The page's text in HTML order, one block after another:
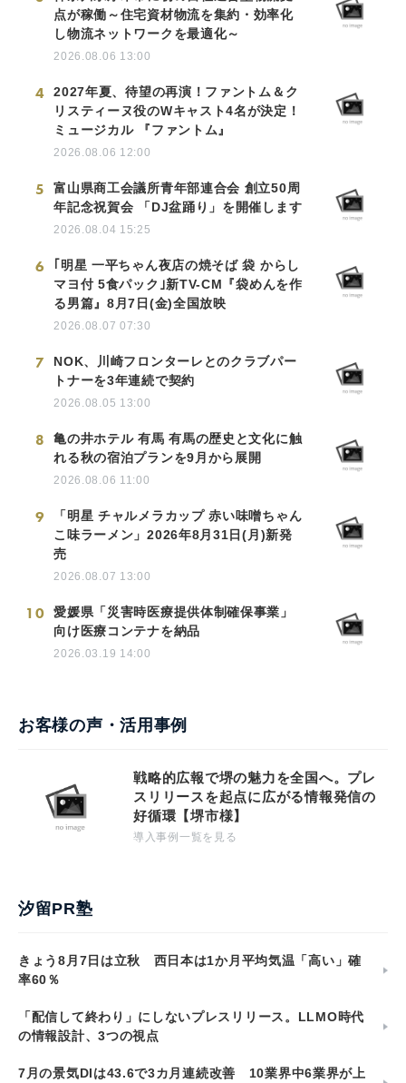
点が稼働～住宅資材物流を集約・効率化
し物流ネットワークを最適化～
2026.08.06 13:00
4
2027年夏、待望の再演！ファントム＆ク
リスティーヌ役のWキャスト4名が決定！
ミュージカル 『ファントム』
2026.08.06 12:00
5
富山県商工会議所青年部連合会 創立50周
年記念祝賀会 「DJ盆踊り」を開催します
2026.08.04 15:25
6
｢明星 一平ちゃん夜店の焼そば 袋 からし
マヨ付 5食パック｣新TV-CM『袋めんを作
る男篇』8月7日(金)全国放映
2026.08.07 07:30
7
NOK、川崎フロンターレとのクラブパー
トナーを3年連続で契約
2026.08.05 13:00
8
亀の井ホテル 有馬 有馬の歴史と文化に触
れる秋の宿泊プランを9月から展開
2026.08.06 11:00
9
「明星 チャルメラカップ 赤い味噌ちゃん
こ味ラーメン」2026年8月31日(月)新発
売
2026.08.07 13:00
10
愛媛県「災害時医療提供体制確保事業」
向け医療コンテナを納品
2026.03.19 14:00
お客様の声・活用事例
戦略的広報で堺の魅力を全国へ。プレ
スリリースを起点に広がる情報発信の
好循環【堺市様】
導入事例一覧を見る
汐留PR塾
きょう8月7日は立秋 西日本は1か月平均気温「高い」確
率60％
「配信して終わり」にしないプレスリリース。LLMO時代
の情報設計、3つの視点
7月の景気DIは43.6で3カ月連続改善 10業界中6業界が上